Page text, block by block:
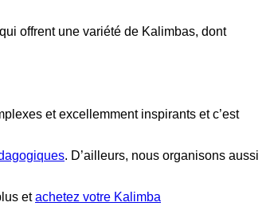
offrent une variété de Kalimbas, dont
et excellemment inspirants et c’est
. D’ailleurs, nous organisons aussi
etachetez votre Kalimba